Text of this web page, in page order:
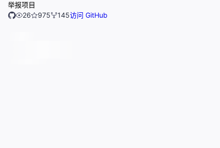
举报项目
26
975 145访问 GitHub